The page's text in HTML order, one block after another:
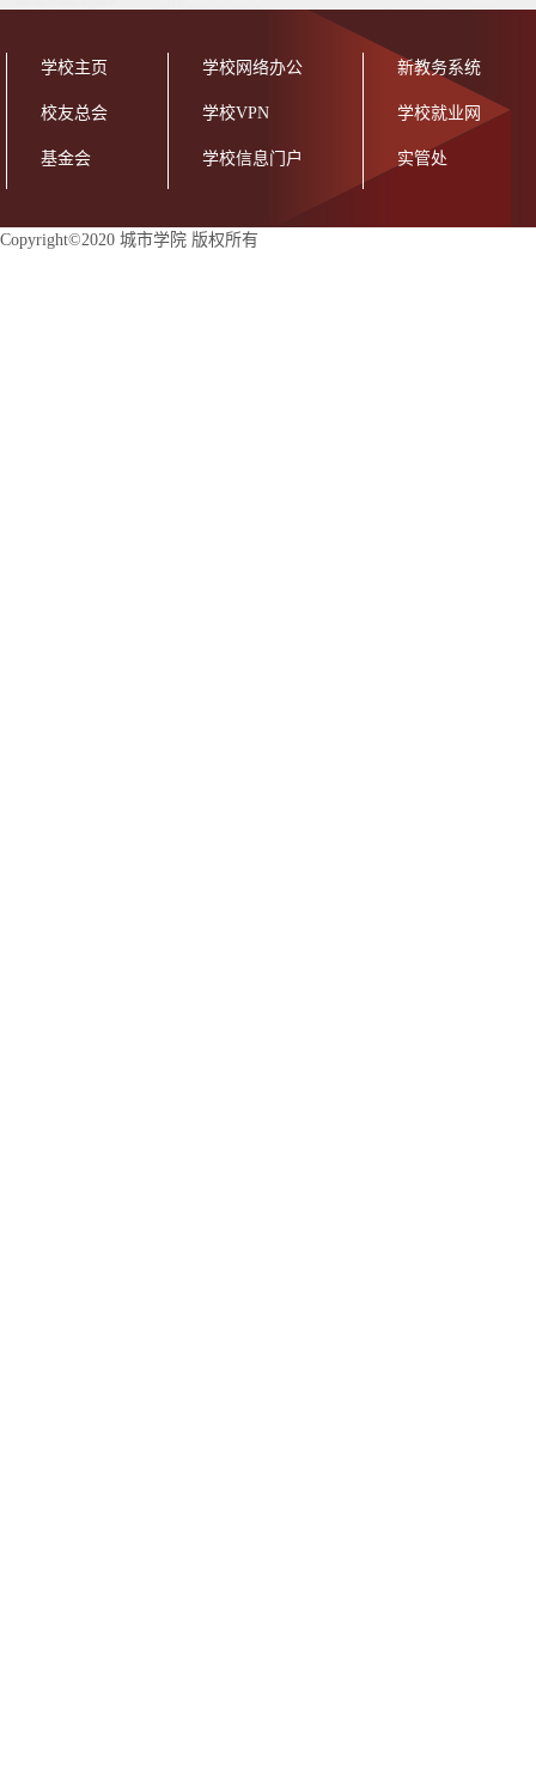
学校主页
校友总会
基金会
学校网络办公
学校VPN
学校信息门户
新教务系统
学校就业网
实管处
Copyright©2020 城市学院 版权所有